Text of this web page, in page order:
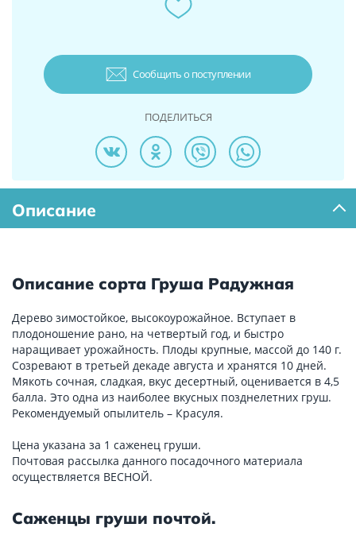
Сообщить о поступлении
ПОДЕЛИТЬСЯ
Описание
Описание сорта Груша Радужная
Дерево зимостойкое, высокоурожайное. Вступает в
плодоношение рано, на четвертый год, и быстро
наращивает урожайность. Плоды крупные, массой до 140 г.
Созревают в третьей декаде августа и хранятся 10 дней.
Мякоть сочная, сладкая, вкус десертный, оценивается в 4,5
балла. Это одна из наиболее вкусных позднелетних груш.
Рекомендуемый опылитель – Красуля.
Цена указана за 1 саженец груши.
Почтовая рассылка данного посадочного материала
осуществляется ВЕСНОЙ.
Саженцы груши почтой.